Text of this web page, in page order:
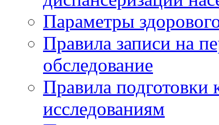
Параметры
Правила записи на
обследование
Правила подготовки
исследованиям